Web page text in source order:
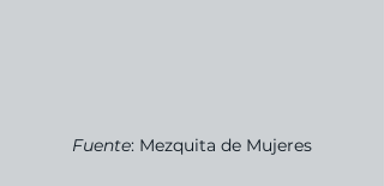
Fuente: Mezquita de Mujeres